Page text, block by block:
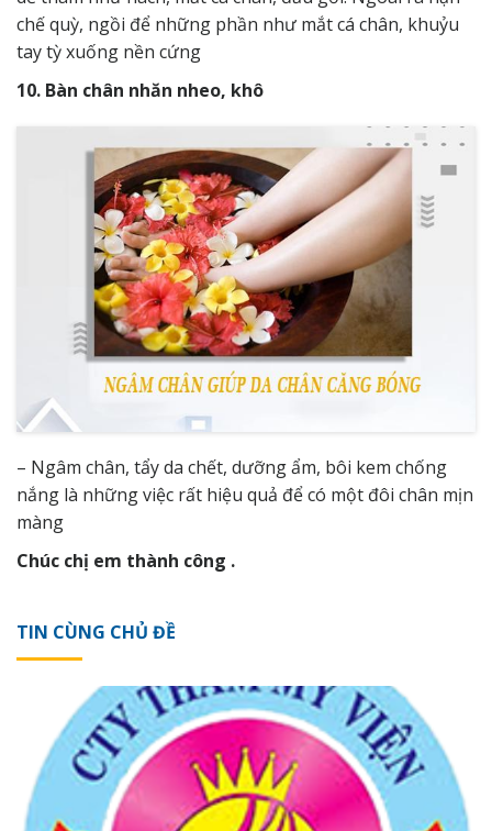
chế quỳ, ngồi để những phần như mắt cá chân, khuỷu
tay tỳ xuống nền cứng
10. Bàn chân nhăn nheo, khô
– Ngâm chân, tẩy da chết, dưỡng ẩm, bôi kem chống
nắng là những việc rất hiệu quả để có một đôi chân mịn
màng
Chúc chị em thành công .
TIN CÙNG CHỦ ĐỀ